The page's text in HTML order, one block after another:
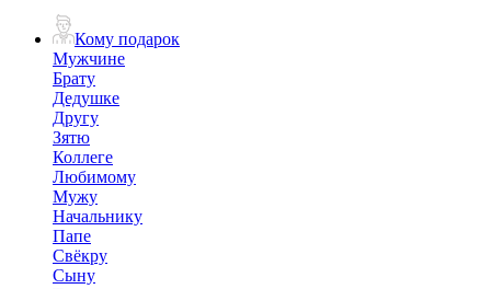
Кому подарок
Мужчине
Брату
Дедушке
Другу
Зятю
Коллеге
Любимому
Мужу
Начальнику
Папе
Свёкру
Сыну